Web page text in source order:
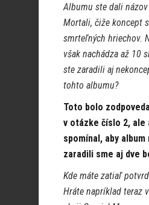
Albumu ste dali
Mortali, čiže koncept
smrteľných hriechov.
však nachádza až 10
ste zaradili aj
tohto albumu?
Toto bolo
v otázke číslo 2, ale
spomínal, aby
zaradili sme aj dve
Kde máte zatiaľ
Hráte napríklad teraz